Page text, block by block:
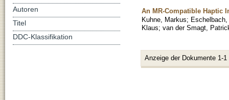
An MR-Compatible Haptic
Kuhne, Markus;
Klaus; van der Smagt,
Anzeige der Dokumente 1-1
Autoren
Titel
DDC-Klassifikation